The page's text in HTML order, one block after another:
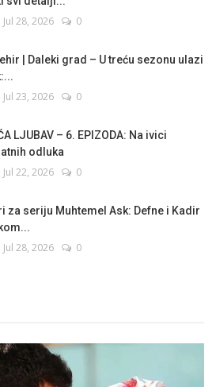
Jul 28, 2026 0
| Daleki grad – U treću sezonu ulazi
Jul 23, 2026 0
LJUBAV – 6. EPIZODA: Na ivici
odluka
Jul 22, 2026 0
za seriju Muhtemel Ask: Defne i Kadir
Jul 28, 2026 0